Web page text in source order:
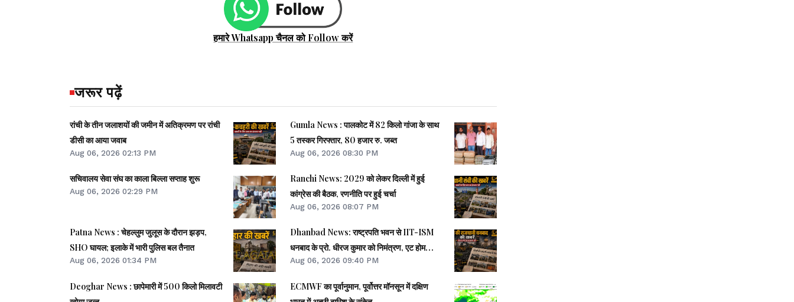
हमारे Whatsapp चैनल को Follow करें
जरूर पढ़ें
रांची के तीन जलाशयों की जमीन में अतिक्रमण पर रांची
डीसी का आया जवाब
Aug 06, 2026 02:13 PM
सचिवालय सेवा संघ का काला बिल्ला सप्ताह शुरू
Aug 06, 2026 02:29 PM
Patna News : चेहल्लुम जुलूस के दौरान झड़प,
SHO घायल; इलाके में भारी पुलिस बल तैनात
Aug 06, 2026 01:34 PM
Deoghar News : छापेमारी में 500 किलो मिलावटी
Gumla News : पालकोट में 82 किलो गांजा के साथ
5 तस्कर गिरफ्तार, 80 हजार रु. जब्त
Aug 06, 2026 08:30 PM
Ranchi News: 2029 को लेकर दिल्ली में हुई
कांग्रेस की बैठक, रणनीति पर हुई चर्चा
Aug 06, 2026 08:07 PM
Dhanbad News: राष्ट्रपति भवन से IIT-ISM
धनबाद के प्रो. धीरज कुमार को निमंत्रण, एट होम
समारोह होंगे शामिल
Aug 06, 2026 09:40 PM
ECMWF का पूर्वानुमान, पूर्वोत्तर मॉनसून में दक्षिण